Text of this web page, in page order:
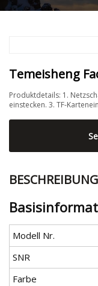
Temeisheng
Produktdetails: 1.
einstecken. 3. TF-
BESCHREIBUNG
Modell Nr.
SNR
Farbe